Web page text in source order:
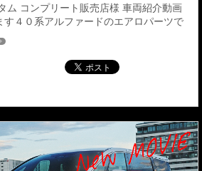
ム コンプリート販売店様 車両紹介動画
４０系アルファードのエアロパーツで
装着していただきコンプリートカスタ
介していただいている販売店様の動画
もホームページやYouTube、ＳＮＳ等で
アロパーツはご紹介させていただいてお